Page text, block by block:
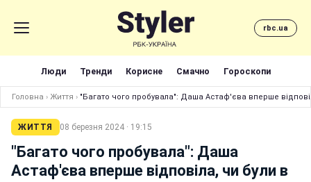
rbc.ua
Люди Тренди Корисне Смачно Гороскопи
Головна › Життя › "Багато чого пробувала": Даша Астаф'єва вперше
ЖИТТЯ 08 березня 2024 · 19:15
"Багато чого пробувала": Даша
Астаф'єва вперше відповіла, чи були в